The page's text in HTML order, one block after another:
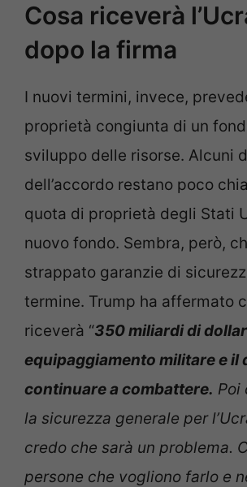
Cosa riceverà
dopo la firma
I nuovi termini, invece,
proprietà congiunta di un
sviluppo delle risorse. Alcuni
dell’accordo restano poco
quota di proprietà degli Stati
nuovo fondo. Sembra, però,
strappato garanzie di
termine. Trump ha affermato
riceverà “350 miliardi di
equipaggiamento militare e il
continuare a combattere. Poi
la sicurezza generale per
credo che sarà un problema.
persone che vogliono farlo e